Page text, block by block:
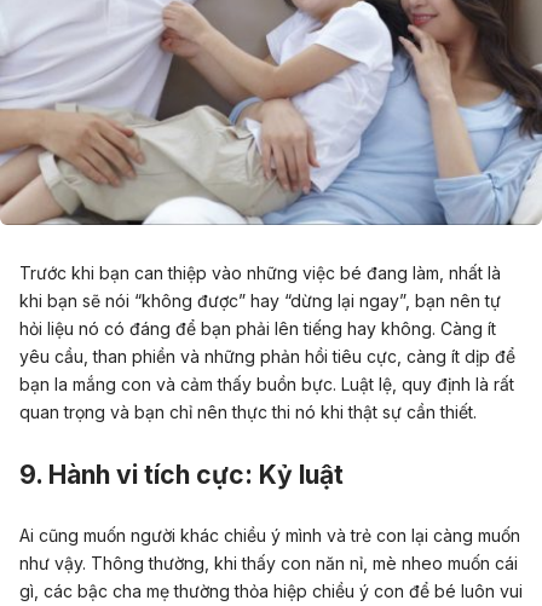
Trước khi bạn can thiệp vào những việc bé đang làm, nhất là
khi bạn sẽ nói “không được” hay “dừng lại ngay”, bạn nên tự
hỏi liệu nó có đáng để bạn phải lên tiếng hay không. Càng ít
yêu cầu, than phiền và những phản hồi tiêu cực, càng ít dịp để
bạn la mắng con và cảm thấy buồn bực. Luật lệ, quy định là rất
quan trọng và bạn chỉ nên thực thi nó khi thật sự cần thiết.
9. Hành vi tích cực: Kỷ luật
Ai cũng muốn người khác chiều ý mình và trẻ con lại càng muốn
như vậy. Thông thường, khi thấy con năn nỉ, mè nheo muốn cái
gì, các bậc cha mẹ thường thỏa hiệp chiều ý con để bé luôn vui